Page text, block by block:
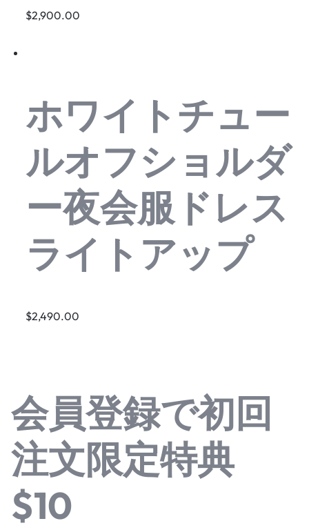
$2,900.00
ホワイトチュー
ルオフショルダ
ー夜会服ドレス
ライトアップ
$2,490.00
会員登録で初回
注文限定特典
$10